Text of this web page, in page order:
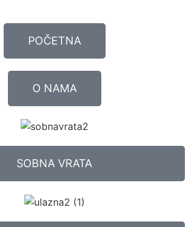
POČETNA
O NAMA
SOBNA VRATA